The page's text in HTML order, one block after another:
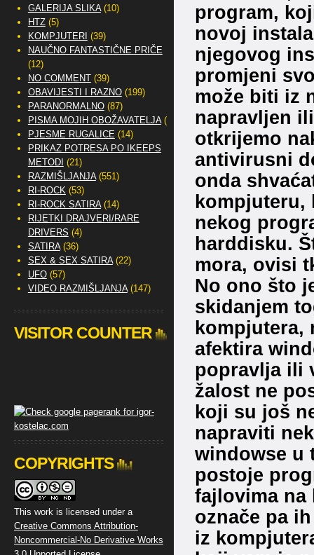
program,
novoj
njegovog
promjeni
može biti iz
napravljen
otkrijemo
antivirusni
onda
kompjuteru,
nekog
harddisku.
mora, ovisi
No ono što
skidanjem
kompjutera,
afektira
popravlja ili
žalost ne
koji su još
napraviti
windowse u
postoje
fajlovima na
označe pa
iz
GALERIJA SLIKA(10)
HTZ(5)
KOMPJUTERI (39)
NAUČNO FANTASTIČNE PRIČE
(12)
NO COMMENT(39)
OBAVIJESTI I RAZNO(199)
PARANORMALNO(87)
PISMA MOJIH OBOŽAVATELJA(2)
PJESME RUGALICE (14)
PRIKAZ POTRESA PO IKEEPS
METODI (21)
RAZMIŠLJANJA(551)
RI-ROCK(53)
RI-ROCK SATIRA(14)
RIJETKI DRAJVERI/RARE
DRIVERS (4)
SATIRA(36)
SEX & SEX SATIRA(22)
UFO(57)
VIDEO RAZMIŠLJANJA(147)
VISITOR COUNTER
COPYRIGHTS
This work is licensed under a
Creative Commons Attribution-
Noncommercial-No Derivative Works